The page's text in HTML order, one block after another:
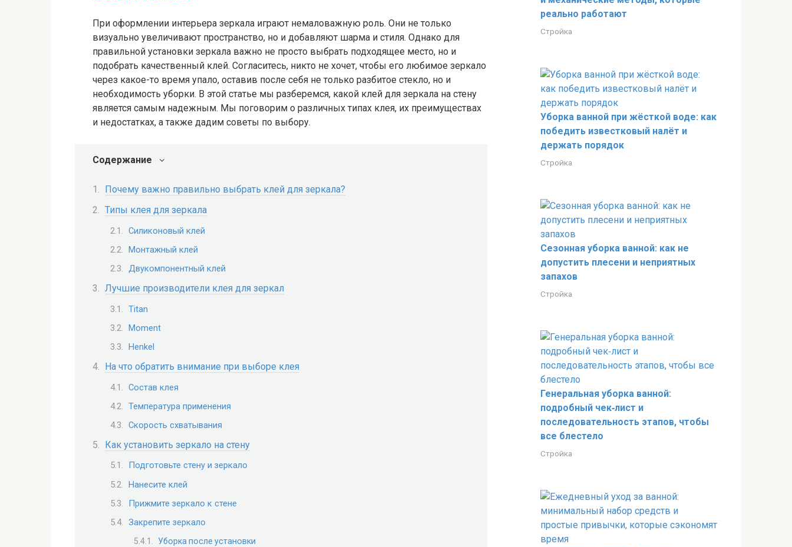
При оформлении интерьера зеркала играют немаловажную роль. Они не только
визуально увеличивают пространство, но и добавляют шарма и стиля. Однако для
правильной установки зеркала важно не просто выбрать подходящее место, но и
подобрать качественный клей. Согласитесь, никто не хочет, чтобы его любимое зеркало
через какое-то время упало, оставив после себя не только разбитое стекло, но и
необходимость уборки. В этой статье мы разберемся, какой клей для зеркала на стену
является самым надежным. Мы поговорим о различных типах клея, их преимуществах
и недостатках, а также дадим советы по выбору.
Содержание
Почему важно правильно выбрать клей для зеркала?
Типы клея для зеркала
Силиконовый клей
Монтажный клей
Двукомпонентный клей
Лучшие производители клея для зеркал
Titan
Moment
Henkel
На что обратить внимание при выборе клея
Состав клея
Температура применения
Скорость схватывания
Как установить зеркало на стену
Подготовьте стену и зеркало
Нанесите клей
Прижмите зеркало к стене
Закрепите зеркало
Уборка после установки
реально работают
Стройка
Уборка ванной при жёсткой воде: как
победить известковый налёт и
держать порядок
Стройка
Сезонная уборка ванной: как не
допустить плесени и неприятных
запахов
Стройка
Генеральная уборка ванной:
подробный чек‑лист и
последовательность этапов, чтобы
все блестело
Стройка